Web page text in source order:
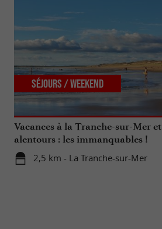
Vacances à la Tranche-sur-Mer et
alentours : les immanquables !
2,5 km - La Tranche-sur-Mer
Séjours / Weekend